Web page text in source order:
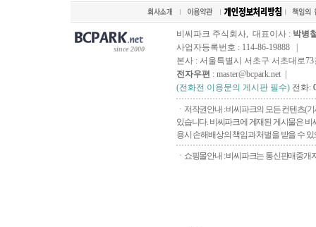
since 2000
비씨파크 주식회사, 대표이사 : 박병
사업자등록번호 : 114-86-19888 |
본사 : 서울특별시 서초구 서초대로73
전자우편 : master@bcpark.net |
(전화전 이용문의 게시판 필수) 전화:
ㆍ저작권안내 : 비씨파크의 모든 컨텐츠(
있습니다. 비씨파크에 게재된 게시물은
용시 손해배상의 책임과 처벌을 받을 수
ㆍ쇼핑몰안내 : 비씨파크는 통신판매중개